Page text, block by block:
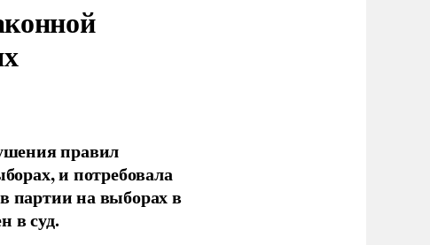
правил
и потребовала
партии на выборах в
в суд.